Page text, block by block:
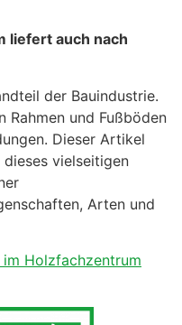
liefert auch nach
der Bauindustrie.
Rahmen und Fußböden
Dieser Artikel
vielseitigen
Arten und
Holzfachzentrum